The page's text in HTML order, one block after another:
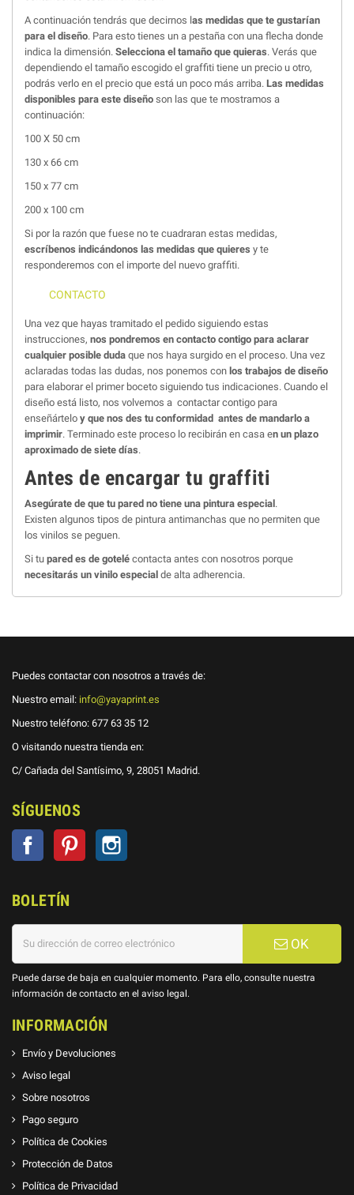
A continuación tendrás que decirnos las medidas que te gustarían
para el diseño. Para esto tienes un a pestaña con una flecha donde
indica la dimensión. Selecciona el tamaño que quieras. Verás que
dependiendo el tamaño escogido el graffiti tiene un precio u otro,
podrás verlo en el precio que está un poco más arriba. Las medidas
disponibles para este diseño son las que te mostramos a
continuación:
100 X 50 cm
130 x 66 cm
150 x 77 cm
200 x 100 cm
Si por la razón que fuese no te cuadraran estas medidas,
escríbenos indicándonos las medidas que quieres y te
responderemos con el importe del nuevo graffiti.
CONTACTO
Una vez que hayas tramitado el pedido siguiendo estas
instrucciones, nos pondremos en contacto contigo para aclarar
cualquier posible duda que nos haya surgido en el proceso. Una vez
aclaradas todas las dudas, nos ponemos con los trabajos de diseño
para elaborar el primer boceto siguiendo tus indicaciones. Cuando el
diseño está listo, nos volvemos a contactar contigo para
enseñártelo y que nos des tu conformidad antes de mandarlo a
imprimir. Terminado este proceso lo recibirán en casa en un plazo
aproximado de siete días.
Antes de encargar tu graffiti
Asegúrate de que tu pared no tiene una pintura especial.
Existen algunos tipos de pintura antimanchas que no permiten que
los vinilos se peguen.
Si tu pared es de gotelé contacta antes con nosotros porque
necesitarás un vinilo especial de alta adherencia.
Puedes contactar con nosotros a través de:
Nuestro email: info@yayaprint.es
Nuestro teléfono: 677 63 35 12
O visitando nuestra tienda en:
C/ Cañada del Santísimo, 9, 28051 Madrid.
SÍGUENOS
Facebook Pinterest
BOLETÍN
OK
Puede darse de baja en cualquier momento. Para ello, consulte nuestra
información de contacto en el aviso legal.
INFORMACIÓN
Envío y Devoluciones
Aviso legal
Sobre nosotros
Pago seguro
Política de Cookies
Protección de Datos
Política de Privacidad